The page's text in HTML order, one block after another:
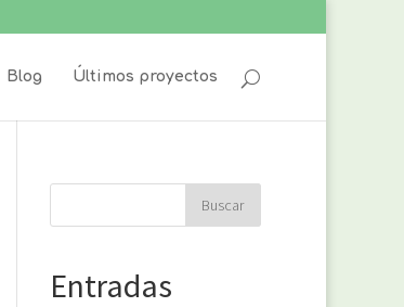
Blog Últimos proyectos
Entradas